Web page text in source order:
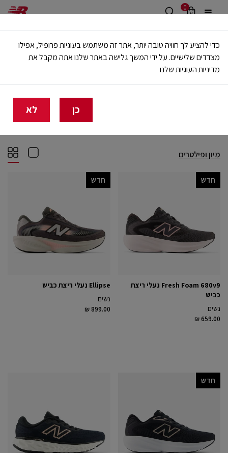
0
משלוח חינם מעל 499 ש"ח
🔥 20% הנחה על כל הביגוד באתר ובחנויות - לזמן מוגבל
בית נשים ספורט
מיון ופילטרים
Fresh Foam 680v9 נעלי ריצת
כביש
נשים
₪ 659.00
חדש
Ellipse נעלי ריצת כביש
נשים
₪ 899.00
חדש
חדש
כדי להציע לך חוויה טובה יותר, אתר זה משתמש בעוגיות פרופיל, אפילו
מצדדים שלישיים. על ידי המשך גלישה באתר שלנו אתה מקבל את
מדיניות העוגיות שלנו
כן לא